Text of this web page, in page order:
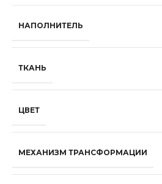
НАПОЛНИТЕЛЬ
ТКАНЬ
ЦВЕТ
МЕХАНИЗМ ТРАНСФОРМАЦИИ